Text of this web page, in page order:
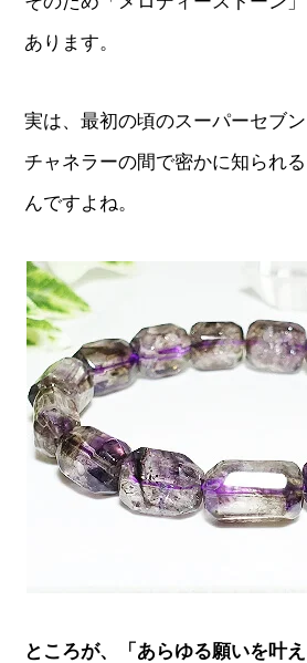
あります。
実は、最初の頃のスーパーセブ
チャネラーの間で密かに知られ
んですよね。
ところが、「あらゆる願いを叶